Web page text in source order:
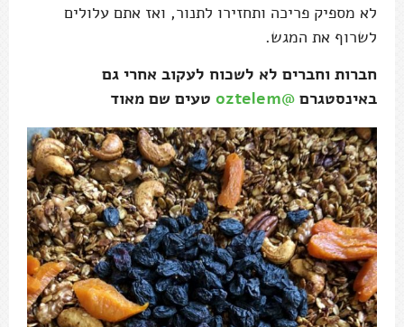
לא מספיק פריכה ותחזירו לתנור, ואז אתם עלולים
לשרוף את המגש.
חברות וחברים לא לשכוח לעקוב אחרי גם
באינסטגרם @oztelem טעים שם מאוד